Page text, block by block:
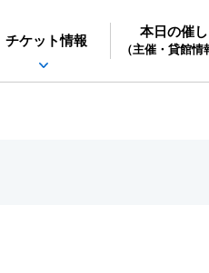
センター
チケット情報
本日の催し
（主催・貸館情